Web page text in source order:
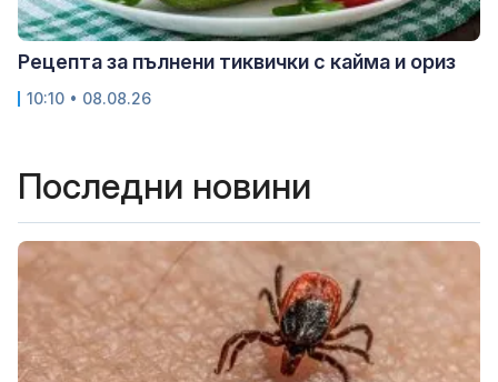
Рецепта за пълнени тиквички с кайма и ориз
10:10 • 08.08.26
Последни новини